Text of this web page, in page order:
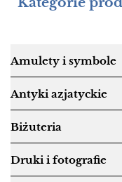
Amulety i symbole
Antyki azjatyckie
Biżuteria
Druki i fotografie